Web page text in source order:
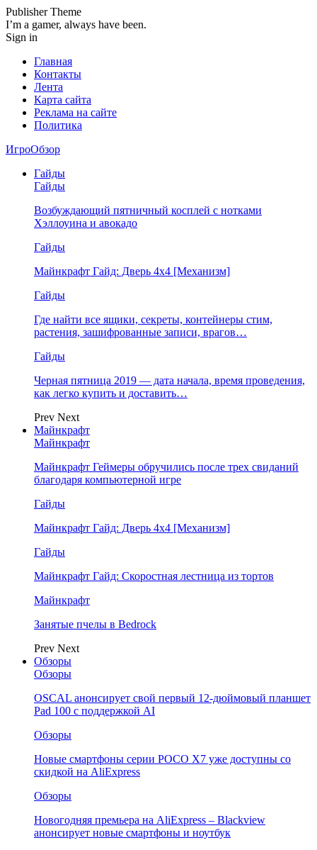
Publisher Theme
I’m a gamer, always have been.
Sign in
Главная
Контакты
Лента
Карта сайта
Реклама на сайте
Политика
ИгроОбзор
Гайды
Гайды
Возбуждающий пятничный косплей с нотками
Хэллоуина и авокадо
Гайды
Майнкрафт Гайд: Дверь 4х4 [Механизм]
Гайды
Где найти все ящики, секреты, контейнеры стим,
растения, зашифрованные записи, врагов…
Гайды
Черная пятница 2019 — дата начала, время проведения,
как легко купить и доставить…
Prev Next
Майнкрафт
Майнкрафт
Майнкрафт Геймеры обручились после трех свиданий
благодаря компьютерной игре
Гайды
Майнкрафт Гайд: Дверь 4х4 [Механизм]
Гайды
Майнкрафт Гайд: Скоростная лестница из тортов
Майнкрафт
Занятые пчелы в Bedrock
Prev Next
Обзоры
Обзоры
OSCAL анонсирует свой первый 12-дюймовый планшет
Pad 100 с поддержкой AI
Обзоры
Новые смартфоны серии POCO X7 уже доступны со
скидкой на AliExpress
Обзоры
Новогодняя премьера на AliExpress – Blackview
анонсирует новые смартфоны и ноутбук